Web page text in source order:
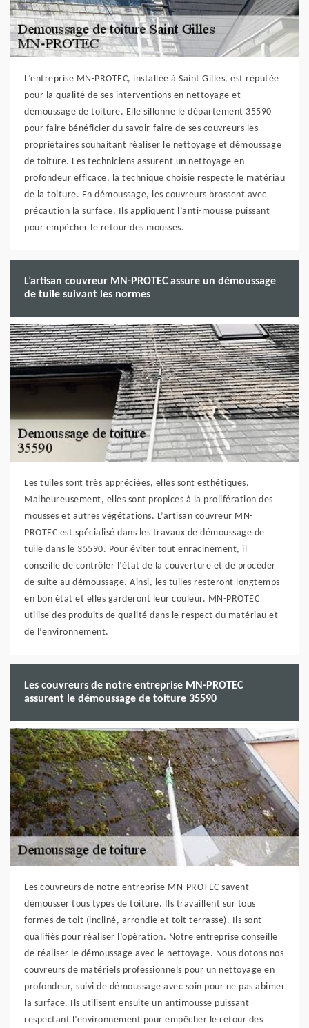
L’entreprise MN-PROTEC, installée à Saint Gilles, est réputée
pour la qualité de ses interventions en nettoyage et
démoussage de toiture. Elle sillonne le département 35590
pour faire bénéficier du savoir-faire de ses couvreurs les
propriétaires souhaitant réaliser le nettoyage et démoussage
de toiture. Les techniciens assurent un nettoyage en
profondeur efficace, la technique choisie respecte le matériau
de la toiture. En démoussage, les couvreurs brossent avec
précaution la surface. Ils appliquent l’anti-mousse puissant
pour empêcher le retour des mousses.
L’artisan couvreur MN-PROTEC assure un démoussage
de tuile suivant les normes
Les tuiles sont très appréciées, elles sont esthétiques.
Malheureusement, elles sont propices à la prolifération des
mousses et autres végétations. L’artisan couvreur MN-
PROTEC est spécialisé dans les travaux de démoussage de
tuile dans le 35590. Pour éviter tout enracinement, il
conseille de contrôler l’état de la couverture et de procéder
de suite au démoussage. Ainsi, les tuiles resteront longtemps
en bon état et elles garderont leur couleur. MN-PROTEC
utilise des produits de qualité dans le respect du matériau et
de l’environnement.
Les couvreurs de notre entreprise MN-PROTEC
assurent le démoussage de toiture 35590
Les couvreurs de notre entreprise MN-PROTEC savent
démousser tous types de toiture. Ils travaillent sur tous
formes de toit (incliné, arrondie et toit terrasse). Ils sont
qualifiés pour réaliser l’opération. Notre entreprise conseille
de réaliser le démoussage avec le nettoyage. Nous dotons nos
couvreurs de matériels professionnels pour un nettoyage en
profondeur, suivi de démoussage avec soin pour ne pas abimer
la surface. Ils utilisent ensuite un antimousse puissant
respectant l’environnement pour empêcher le retour des